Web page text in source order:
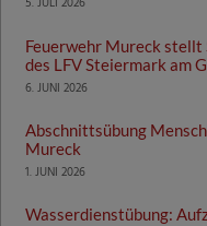
5. JULI 2026
Feuerwehr Mureck stellt
des LFV Steiermark am
6. JUNI 2026
Abschnittsübung
Mureck
1. JUNI 2026
Wasserdienstübung: